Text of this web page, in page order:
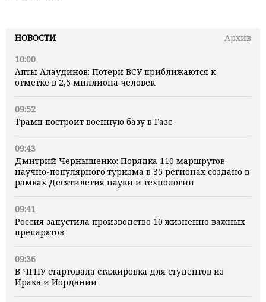
НОВОСТИ
Архив
10:00
Апты Алаудинов: Потери ВСУ приближаются к
отметке в 2,5 миллиона человек
09:52
Трамп построит военную базу в Газе
09:43
Дмитрий Чернышенко: Порядка 110 маршрутов
научно-популярного туризма в 35 регионах создано в
рамках Десятилетия науки и технологий
09:41
Россия запустила производство 10 жизненно важных
препаратов
09:36
В ЧГПУ стартовала стажировка для студентов из
Ирака и Иордании